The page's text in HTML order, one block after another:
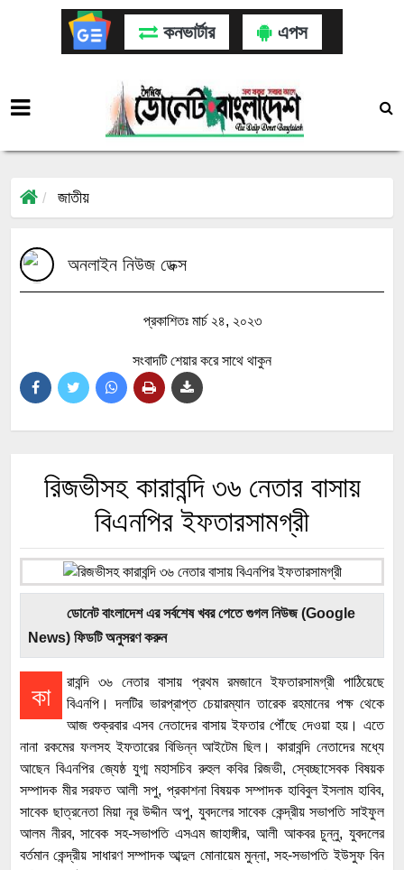
কনভার্টার এপস
জাতীয়
অনলাইন নিউজ ডেক্স
প্রকাশিতঃ মার্চ ২৪, ২০২৩
সংবাদটি শেয়ার করে সাথে থাকুন
রিজভীসহ কারাবন্দি ৩৬ নেতার বাসায়
বিএনপির ইফতারসামগ্রী
ডোনেট বাংলাদেশ এর সর্বশেষ খবর পেতে গুগল নিউজ (Google
News) ফিডটি অনুসরণ করুন
কা
রাবন্দি ৩৬ নেতার বাসায় প্রথম রমজানে ইফতারসামগ্রী পাঠিয়েছে
বিএনপি। দলটির ভারপ্রাপ্ত চেয়ারম্যান তারেক রহমানের পক্ষ থেকে
আজ শুক্রবার এসব নেতাদের বাসায় ইফতার পৌঁছে দেওয়া হয়। এতে
নানা রকমের ফলসহ ইফতারের বিভিন্ন আইটেম ছিল। কারাবন্দি নেতাদের মধ্যে
আছেন বিএনপির জ্যেষ্ঠ যুগ্ম মহাসচিব রুহুল কবির রিজভী, স্বেচ্ছাসেবক বিষয়ক
সম্পাদক মীর সরফত আলী সপু, প্রকাশনা বিষয়ক সম্পাদক হাবিবুল ইসলাম হাবিব,
সাবেক ছাত্রনেতা মিয়া নূর উদ্দীন অপু, যুবদলের সাবেক কেন্দ্রীয় সভাপতি সাইফুল
আলম নীরব, সাবেক সহ-সভাপতি এসএম জাহাঙ্গীর, আলী আকবর চুন্নু, যুবদলের
বর্তমান কেন্দ্রীয় সাধারণ সম্পাদক আব্দুল মোনায়েম মুন্না, সহ-সভাপতি ইউসুফ বিন